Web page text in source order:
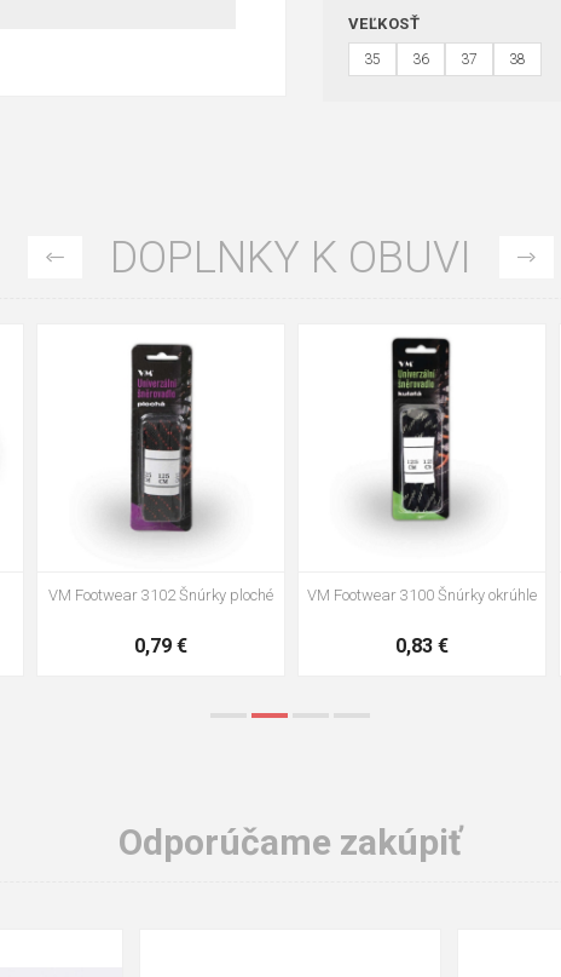
VEĽKOSŤ
35 36 37 38
DOPLNKY K OBUVI
VM Footwear 3102 Šnúrky ploché
0,79 €
125cm
VM Footwear 3100 Šnúrky okrúhle
0,83 €
125cm
Odporúčame zakúpiť